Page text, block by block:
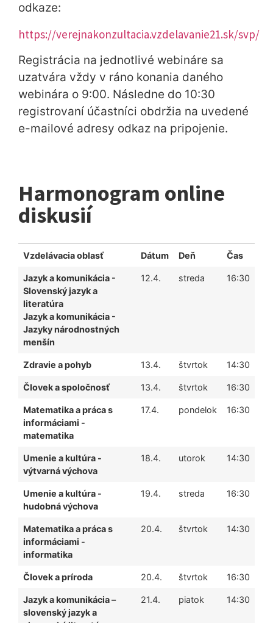
odkaze:
https://verejnakonzultacia.vzdelavanie21.sk/svp/
Registrácia na jednotlivé webináre sa
uzatvára vždy v ráno konania daného
webinára o 9:00. Následne do 10:30
registrovaní účastníci obdržia na uvedené
e-mailové adresy odkaz na pripojenie.
Harmonogram online
diskusií
Vzdelávacia oblasť Dátum Deň Čas
Jazyk a komunikácia -
Slovenský jazyk a
literatúra
Jazyk a komunikácia -
Jazyky národnostných
menšín
12.4. streda 16:30
Zdravie a pohyb 13.4. štvrtok 14:30
Človek a spoločnosť 13.4. štvrtok 16:30
Matematika a práca s
informáciami -
matematika
17.4. pondelok 16:30
Umenie a kultúra -
výtvarná výchova
18.4. utorok 14:30
Umenie a kultúra -
hudobná výchova
19.4. streda 16:30
Matematika a práca s
informáciami -
informatika
20.4. štvrtok 14:30
Človek a príroda 20.4. štvrtok 16:30
Jazyk a komunikácia –
slovenský jazyk a
21.4. piatok 14:30